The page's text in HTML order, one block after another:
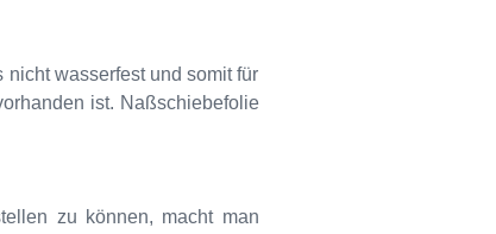
wasserfest und somit für
ist. Naßschiebefolie
zu können, macht man